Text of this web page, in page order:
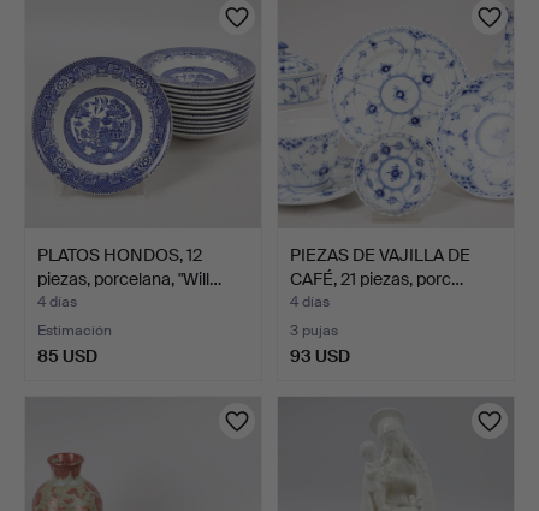
PLATOS HONDOS, 12
piezas, porcelana, "Will…
4 días
Estimación
85 USD
PIEZAS DE VAJILLA DE
CAFÉ, 21 piezas, porc…
4 días
3 pujas
93 USD